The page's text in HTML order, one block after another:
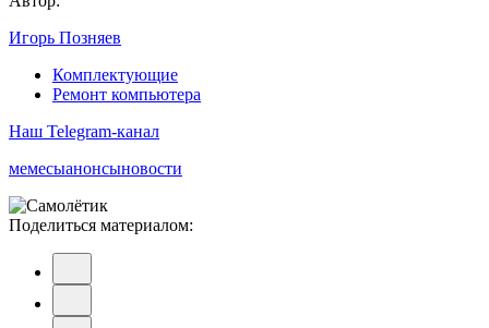
Игорь Позняев
Комплектующие
Ремонт компьютера
Наш Telegram-канал
мемесыанонсыновости
Поделиться материалом: